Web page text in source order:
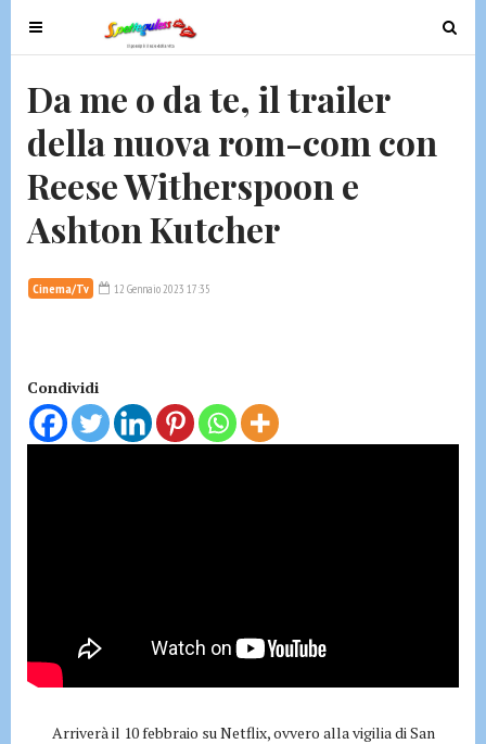
T
o
e
n
v
g
o
n
T
o
Da me o da te, il trailer
della nuova rom-com con
Reese Witherspoon e
Ashton Kutcher
Cinema/Tv 12 Gennaio 2023 17:35
Condividi
Arriverà il 10 febbraio su Netflix, ovvero alla vigilia di San